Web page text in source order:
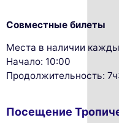
Совместные билеты
Места в наличии
Начало: 10:00
Продолжительность:
Посещение